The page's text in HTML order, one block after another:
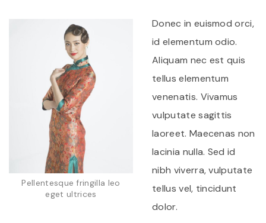
Pellentesque fringilla leo
eget ultrices
Donec in euismod orci,
id elementum odio.
Aliquam nec est quis
tellus elementum
venenatis. Vivamus
vulputate sagittis
laoreet. Maecenas non
lacinia nulla. Sed id
nibh viverra, vulputate
tellus vel, tincidunt
dolor.